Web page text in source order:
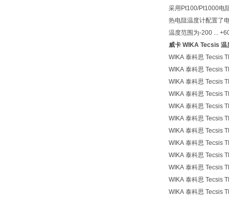
采用Pt100/Pt1000电
热电阻温度计配置了
温度范围为-200 ...
威卡 WIKA Tecsis 温
WIKA 泰科思 Tecsis
WIKA 泰科思 Tecsis
WIKA 泰科思 Tecsis
WIKA 泰科思 Tecsis
WIKA 泰科思 Tecsis
WIKA 泰科思 Tecsis
WIKA 泰科思 Tecsis
WIKA 泰科思 Tecsis
WIKA 泰科思 Tecsis
WIKA 泰科思 Tecsis
WIKA 泰科思 Tecsis
WIKA 泰科思 Tecsis